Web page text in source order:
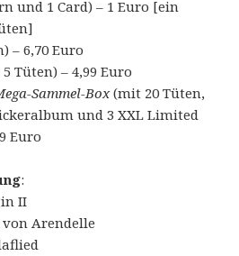
und 1 Card) – 1 Euro [ein
– 6,70 Euro
Tüten) – 4,99 Euro
Sammel-Box(mit 20 Tüten,
und 3 XXL Limited
Euro
:
II
von Arendelle